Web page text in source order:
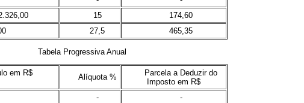
15
174,60
27,5 465,35
Tabela Progressiva Anual
em R$ Alíquota %
Parcela a Deduzir do
Imposto em R$
-
-